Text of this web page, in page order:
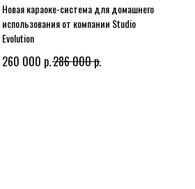
Новая караоке-система для домашнего
использования от компании Studio
Evolution
260 000 р.286 000р.